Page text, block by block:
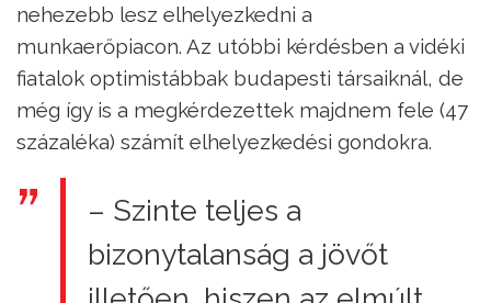
nehezebb lesz elhelyezkedni a
munkaerőpiacon. Az utóbbi kérdésben a vidéki
fiatalok optimistábbak budapesti társaiknál, de
még így is a megkérdezettek majdnem fele (47
százaléka) számít elhelyezkedési gondokra.
– Szinte teljes a
bizonytalanság a jövőt